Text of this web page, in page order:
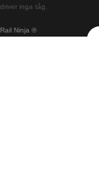
Rail Ninja ®
driver inga tåg.